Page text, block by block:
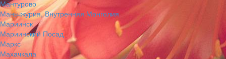
Мантурово
Маньчжурия, Внутренняя Монголия
Мариинск
Мариинский Посад
Маркс
Махачкала